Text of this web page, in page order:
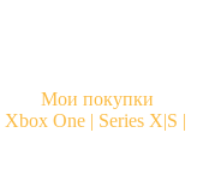
Мои покупки
Xbox One | Series X|S |